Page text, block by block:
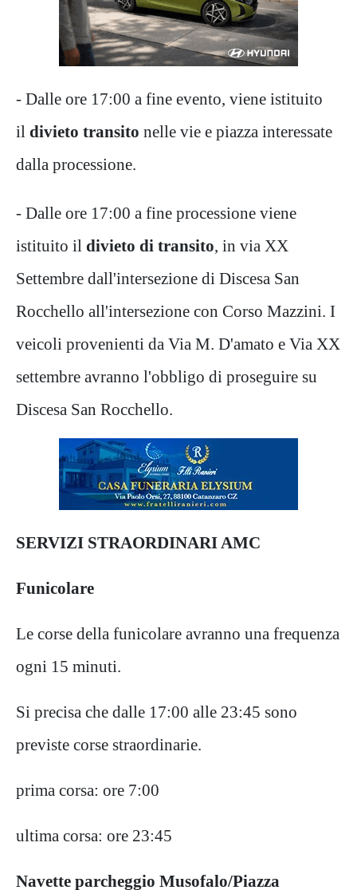
- Dalle ore 17:00 a fine evento, viene istituito
il divieto transito nelle vie e piazza interessate
dalla processione.
- Dalle ore 17:00 a fine processione viene
istituito il divieto di transito, in via XX
Settembre dall'intersezione di Discesa San
Rocchello all'intersezione con Corso Mazzini. I
veicoli provenienti da Via M. D'amato e Via XX
settembre avranno l'obbligo di proseguire su
Discesa San Rocchello.
SERVIZI STRAORDINARI AMC
Funicolare
Le corse della funicolare avranno una frequenza
ogni 15 minuti.
Si precisa che dalle 17:00 alle 23:45 sono
previste corse straordinarie.
prima corsa: ore 7:00
ultima corsa: ore 23:45
Navette parcheggio Musofalo/Piazza